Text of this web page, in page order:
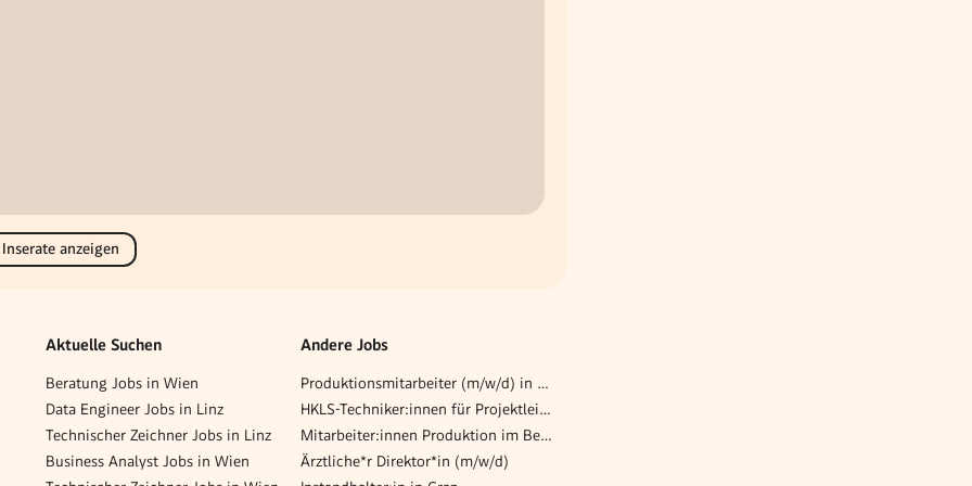
anzeigen
Aktuelle Suchen
Beratung Jobs in Wien
Data Engineer Jobs in Linz
Technischer Zeichner Jobs in Linz
Business Analyst Jobs in Wien
Andere Jobs
Produktionsmitarbeiter (m/w/d) in der Abfüllung für 30 Std. / Woche
HKLS-Techniker:innen für Projektleitung in einem Unternehmen der gewerblichen Gebäudetechnik (m/w/d)
Mitarbeiter:innen Produktion im Bereich Qualität 3-Schichtbetrieb im Reinraum
Ärztliche*r Direktor*in (m/w/d)